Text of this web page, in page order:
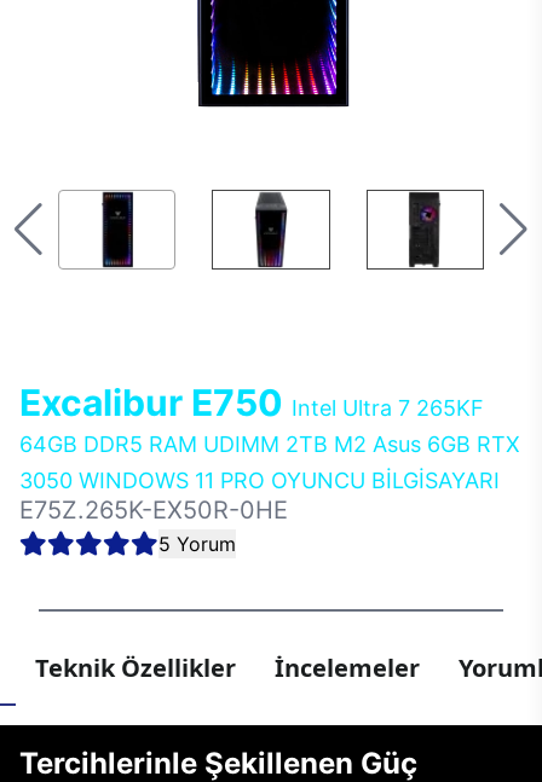
Excalibur E750 Intel Ultra 7 265KF
64GB DDR5 RAM UDIMM 2TB M2 Asus 6GB RTX
3050 WINDOWS 11 PRO OYUNCU BİLGİSAYARI
E75Z.265K-EX50R-0HE
5 Yorum
Teknik Özellikler İncelemeler
Tercihlerinle Şekillenen Güç